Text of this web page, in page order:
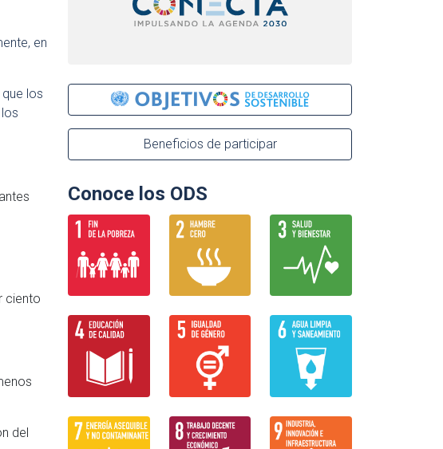
en
los
ciento
del
Beneficios de participar
Conoce los ODS